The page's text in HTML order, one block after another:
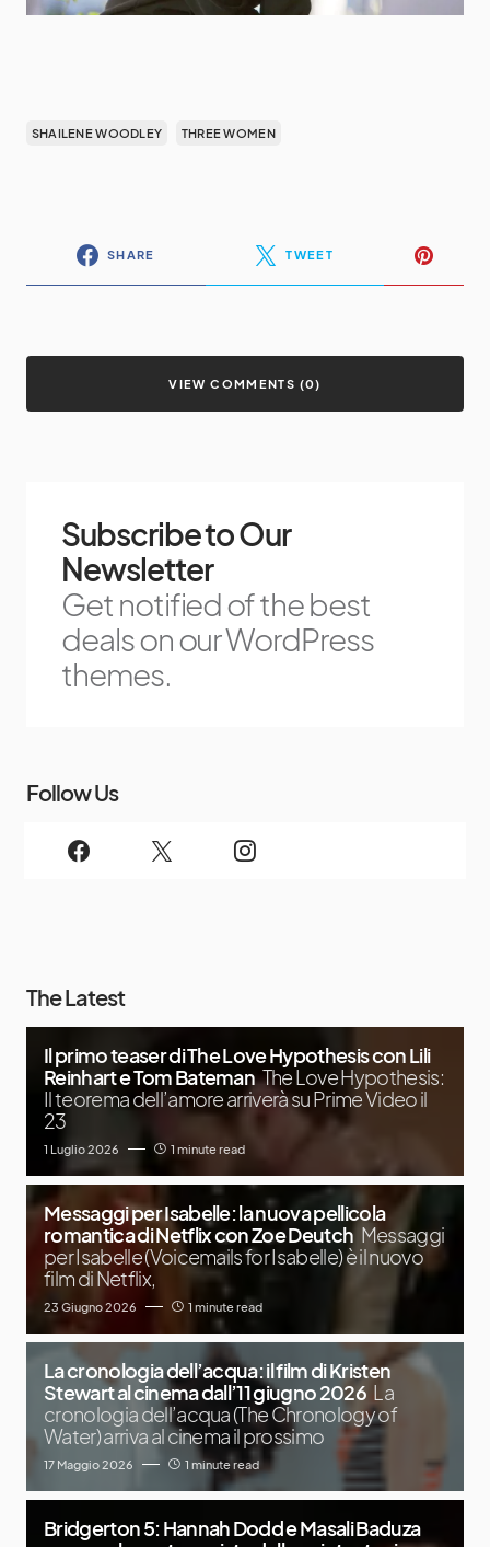
SHAILENE WOODLEY THREE WOMEN
SHARE TWEET
VIEW COMMENTS (0)
Subscribe to Our
Newsletter
Get notified of the best
deals on our WordPress
themes.
Follow Us
The Latest
Il primo teaser di The Love Hypothesis con Lili
Reinhart e Tom Bateman The Love Hypothesis:
Il teorema dell’amore arriverà su Prime Video il
23
1 Luglio 2026 1 minute read
Messaggi per Isabelle: la nuova pellicola
romantica di Netflix con Zoe Deutch Messaggi
per Isabelle (Voicemails for Isabelle) è il nuovo
film di Netflix,
23 Giugno 2026 1 minute read
La cronologia dell’acqua: il film di Kristen
Stewart al cinema dall’11 giugno 2026 La
cronologia dell’acqua (The Chronology of
Water) arriva al cinema il prossimo
17 Maggio 2026 1 minute read
Bridgerton 5: Hannah Dodd e Masali Baduza